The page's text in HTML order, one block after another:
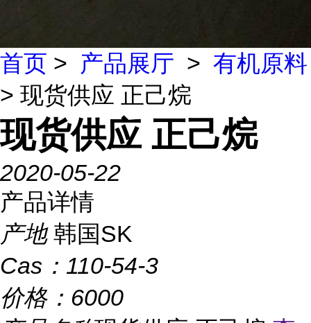
首页 > 产品展厅 > 有机原料
> 现货供应 正己烷
现货供应 正己烷
2020-05-22
产品详情
产地 韩国SK
Cas： 110-54-3
价格： 6000